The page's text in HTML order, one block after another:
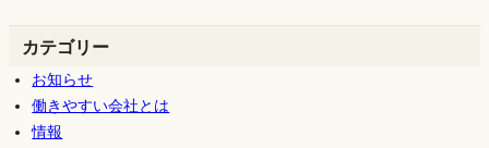
カテゴリー
お知らせ
働きやすい会社とは
情報